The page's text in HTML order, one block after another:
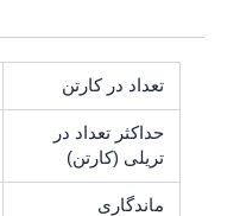
تعداد در کارتن
حداکثر تعداد در
تریلی (کارتن)
ماندگاری